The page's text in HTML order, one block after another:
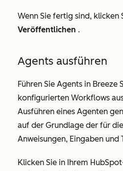
Wenn Sie fertig sind, klicken
Veröffentlichen .
Agents ausführen
Führen Sie Agents in Breeze
konfigurierten Workflows
Ausführen eines Agenten
auf der Grundlage der für
Anweisungen, Eingaben und
Klicken Sie in Ihrem